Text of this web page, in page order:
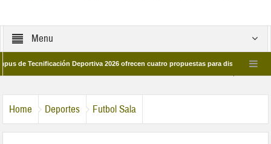
Menu
Tecnificación Deportiva 2026 ofrecen cuatro propuestas para disfrutar del deporte
Home Deportes Futbol Sala